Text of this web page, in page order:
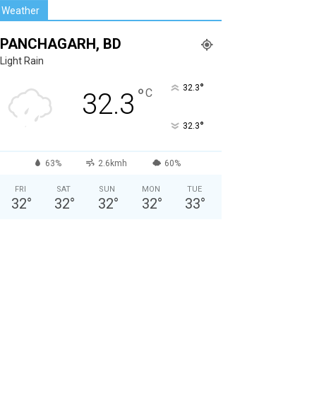
Weather
PANCHAGARH, BD
Light Rain
32.3 °C 32.3°
32.3°
63% 2.6kmh 60%
FRI
32°
SAT
32°
SUN
32°
MON
32°
TUE
33°